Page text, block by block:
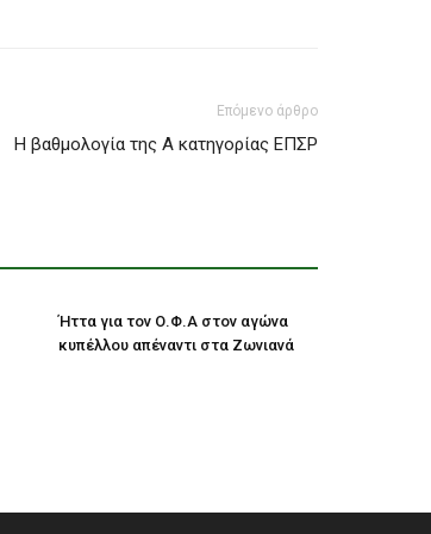
Επόμενο άρθρο
Η βαθμολογία της Α κατηγορίας ΕΠΣΡ
Ήττα για τον Ο.Φ.Α στον αγώνα
κυπέλλου απέναντι στα Ζωνιανά